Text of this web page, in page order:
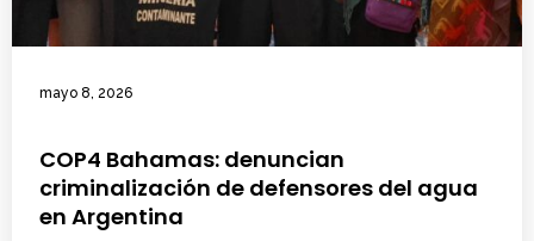
mayo 8, 2026
COP4 Bahamas: denuncian
criminalización de defensores del agua
en Argentina